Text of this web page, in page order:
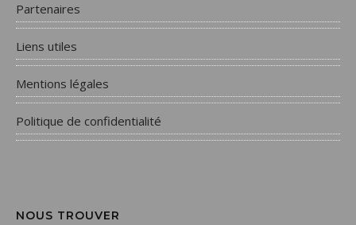
Partenaires
Liens utiles
Mentions légales
Politique de confidentialité
NOUS TROUVER